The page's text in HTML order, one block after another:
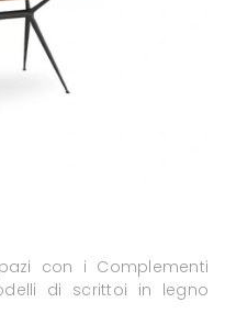
con i Complementi
di scrittoi in legno